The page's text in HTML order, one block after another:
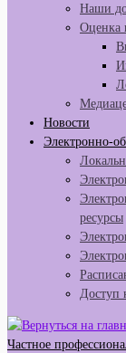
Наши
Оценка
Новости
Электронно-
ресурсы
Доступ
Частное